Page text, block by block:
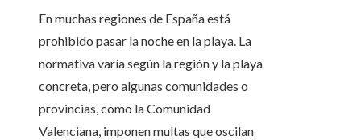
En muchas regiones de España está
prohibido pasar la noche en la playa. La
normativa varía según la región y la playa
concreta, pero algunas comunidades o
provincias, como la Comunidad
Valenciana, imponen multas que oscilan